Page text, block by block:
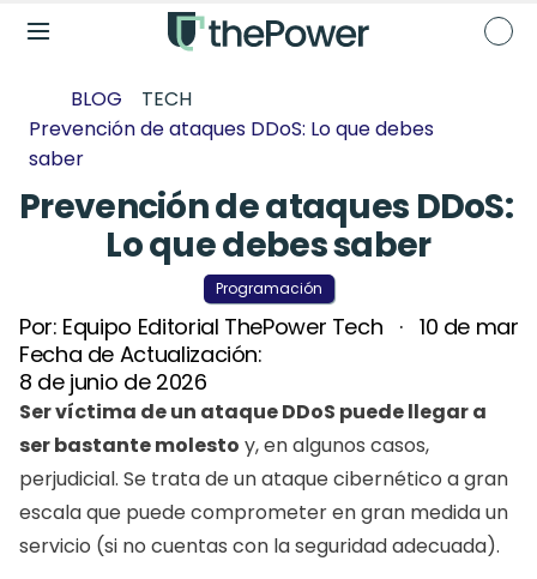
BLOG
TECH
Prevención de ataques DDoS: Lo que debes
saber
Prevención de ataques DDoS:
Lo que debes saber
Programación
Por: Equipo Editorial ThePower Tech
  ·
10 de
Fecha de Actualización:
8 de junio de 2026
Ser víctima de un ataque DDoS puede llegar a
ser bastante molesto y, en algunos casos,
perjudicial. Se trata de un ataque cibernético a gran
escala que puede comprometer en gran medida un
servicio (si no cuentas con la seguridad adecuada).